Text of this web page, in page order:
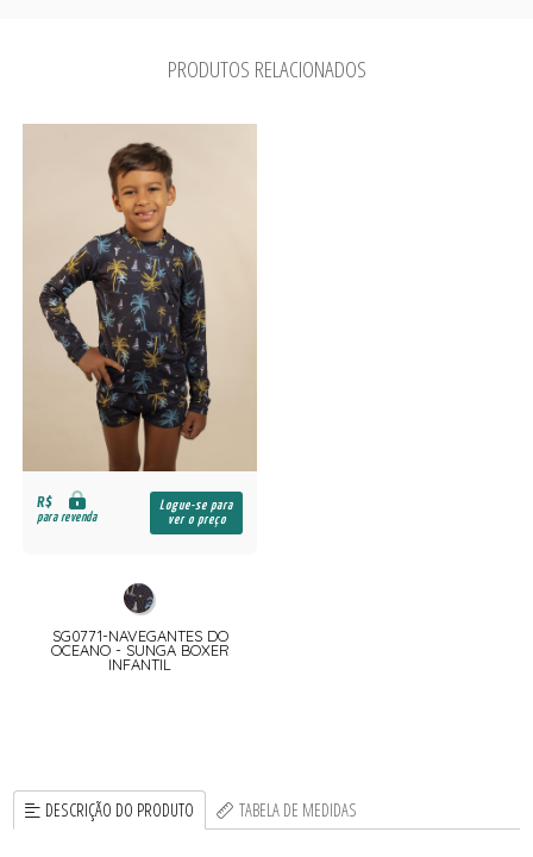
PRODUTOS RELACIONADOS
R$
para revenda
Logue-se para
ver o preço
SG0771-NAVEGANTES DO
OCEANO - SUNGA BOXER
INFANTIL
DESCRIÇÃO DO PRODUTO TABELA DE MEDIDAS